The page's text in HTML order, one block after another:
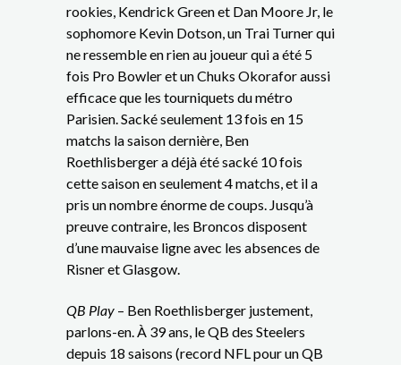
rookies, Kendrick Green et Dan Moore Jr, le
sophomore Kevin Dotson, un Trai Turner qui
ne ressemble en rien au joueur qui a été 5
fois Pro Bowler et un Chuks Okorafor aussi
efficace que les tourniquets du métro
Parisien. Sacké seulement 13 fois en 15
matchs la saison dernière, Ben
Roethlisberger a déjà été sacké 10 fois
cette saison en seulement 4 matchs, et il a
pris un nombre énorme de coups. Jusqu’à
preuve contraire, les Broncos disposent
d’une mauvaise ligne avec les absences de
Risner et Glasgow.
QB Play – Ben Roethlisberger justement,
parlons-en. À 39 ans, le QB des Steelers
depuis 18 saisons (record NFL pour un QB